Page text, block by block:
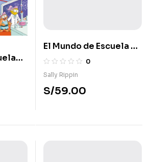
El Mundo de Escuela de
Monstruos 1 – Ruedas,
vías y travesuras
0
Sally Rippin
S/59.00